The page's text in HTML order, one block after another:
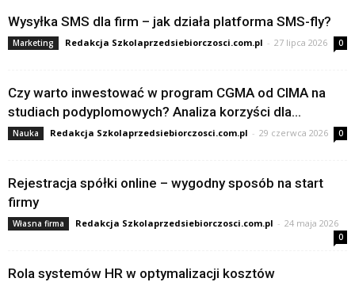
Wysyłka SMS dla firm – jak działa platforma SMS-fly?
Marketing Redakcja Szkolaprzedsiebiorczosci.com.pl - 27 lipca 2026 0
Czy warto inwestować w program CGMA od CIMA na
studiach podyplomowych? Analiza korzyści dla...
Nauka Redakcja Szkolaprzedsiebiorczosci.com.pl - 29 czerwca 2026 0
Rejestracja spółki online – wygodny sposób na start
firmy
Własna firma Redakcja Szkolaprzedsiebiorczosci.com.pl - 24 maja 2026
0
Rola systemów HR w optymalizacji kosztów